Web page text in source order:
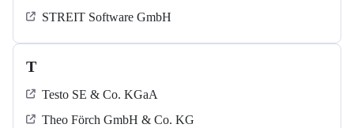
STREIT Software GmbH
T
Testo SE & Co. KGaA
Theo Förch GmbH & Co. KG